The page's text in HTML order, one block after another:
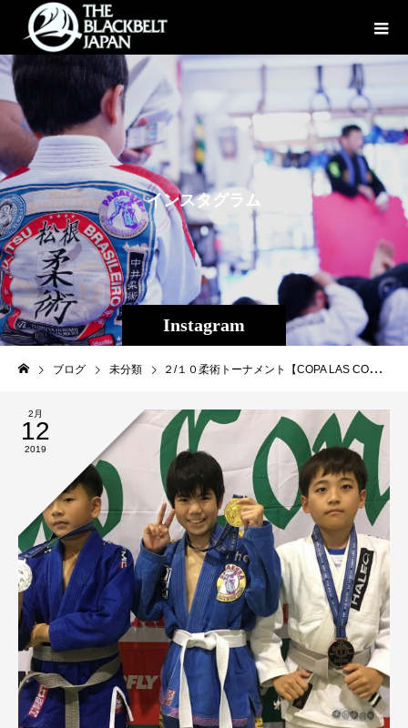
Instagram
インスタグラ ム
ブログ 未分類 ２/１０柔術トーナメント【COPA LAS CONCHAS 2019 OKINAWA】大会が無事終了いたしました！ 黒帯の見応えのあるスーパーファイト、オープントーナメントもあり参加者２００名を超える。沖縄では過去最大規模の柔術大会となりました。 Theパラエストラ沖縄からはキッズに一般クラス、沢山の生徒が参加しました。 見事な勝利あり、悔しい敗北あり、それぞれ様々な結果でしたが、試合は出場してチャレンジする事に意義があり、この経験は勝敗に関わらず今後の柔術ライフに必ずプラスに生かされます。 大会アテンド、セコンド業務が多忙であった為、写真を取れていない方ご容赦ください。 試合後は皆いい表情をしています、さあまた楽しんでトレーニングに励んでいきましょう！ 今週土曜日はコパラスコンチャス大会打ち上げも企画されていますね、楽しみましょう！！ #コパラスコンチャス #パラエストラ #沖縄 #那覇 #与儀 #MMA #shooto #コザ #総合格闘技 #修斗 #キックボクシング #柔術 #jiujitsu #ダイエット
2月
12
2019